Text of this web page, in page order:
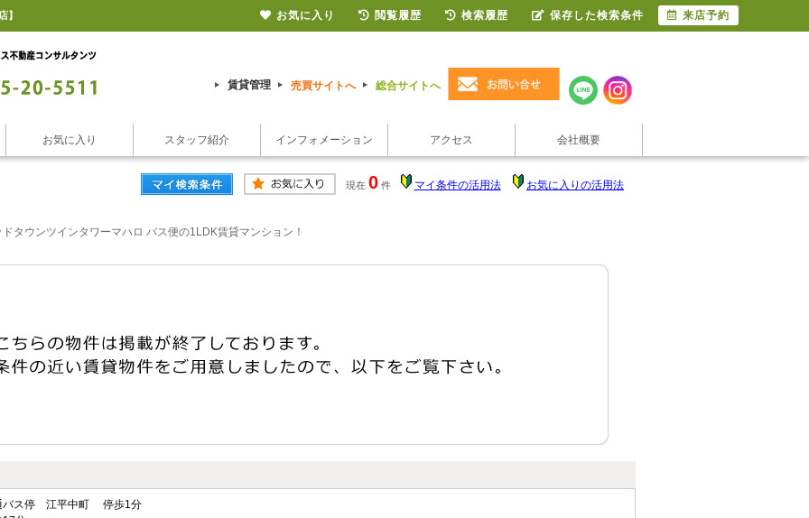
】
賃貸管理 売買サイトへ 総合サイトへ
お気に入り スタッフ紹介 インフォメーション アクセス 会社概要
現在 0 件 マイ条件の活用法 お気に入りの活用法
タウンツインタワーマハロ バス便の1LDK賃貸マンション！
ス停 江平中町 停歩1分
お気に入り 閲覧履歴 検索履歴 保存した検索条件 来店予約